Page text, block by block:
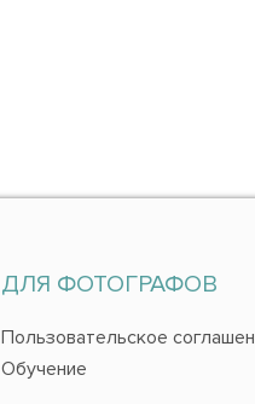
ДЛЯ ФОТОГРАФОВ
Пользовательское
Обучение